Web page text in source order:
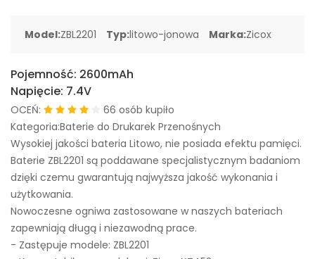
Model:ZBL2201 Typ:litowo-jonowa Marka:Zicox
Pojemność: 2600mAh
Napięcie: 7.4V
OCEŃ:
66 osób kupiło
Kategoria:Baterie do Drukarek Przenośnych
Wysokiej jakości bateria Litowo, nie posiada efektu pamięci.
Baterie ZBL2201 są poddawane specjalistycznym badaniom
dzięki czemu gwarantują najwyższa jakość wykonania i
użytkowania.
Nowoczesne ogniwa zastosowane w naszych bateriach
zapewniają długą i niezawodną prace.
- Zastępuje modele: ZBL2201